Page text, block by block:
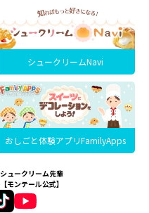
シュークリームNavi
おしごと体験アプリFamilyApps
シュークリーム先輩
【モンテール公式】